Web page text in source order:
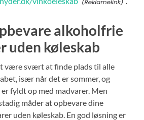
alkoholfrie
uden køleskab
være svært at finde plads til alle
især når det er sommer, og
fyldt op med madvarer. Men
måder at opbevare dine
uden køleskab. En god løsning er